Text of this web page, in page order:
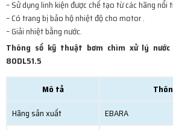
– Sử dụng linh kiện được chế tạo từ các hãng nổi
– Có trang bị bảo hộ nhiệt độ cho motor .
– Giải nhiệt bằng nước.
Thông số kỹ thuật bơm chìm xử lý
80DL51.5
Mô tả
Hãng sản xuất
EBARA